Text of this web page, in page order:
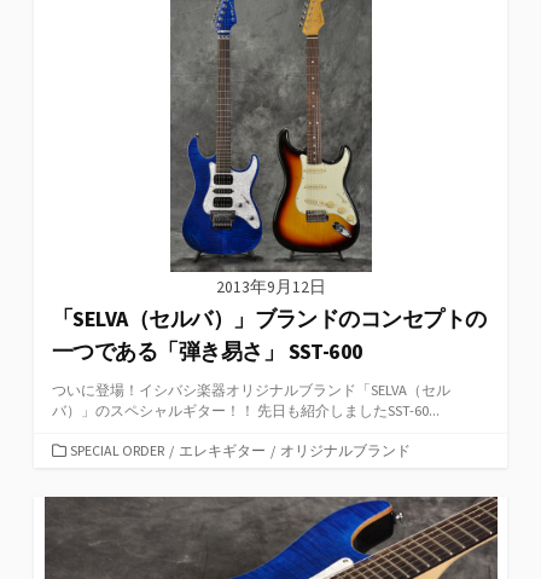
2013年9月12日
「SELVA（セルバ）」ブランドのコンセプトの
一つである「弾き易さ」 SST-600
ついに登場！イシバシ楽器オリジナルブランド「SELVA（セル
バ）」のスペシャルギター！！ 先日も紹介しましたSST-60...
カ
ゴ
ー
SPECIAL ORDER / エレキギター / オリジナルブランド